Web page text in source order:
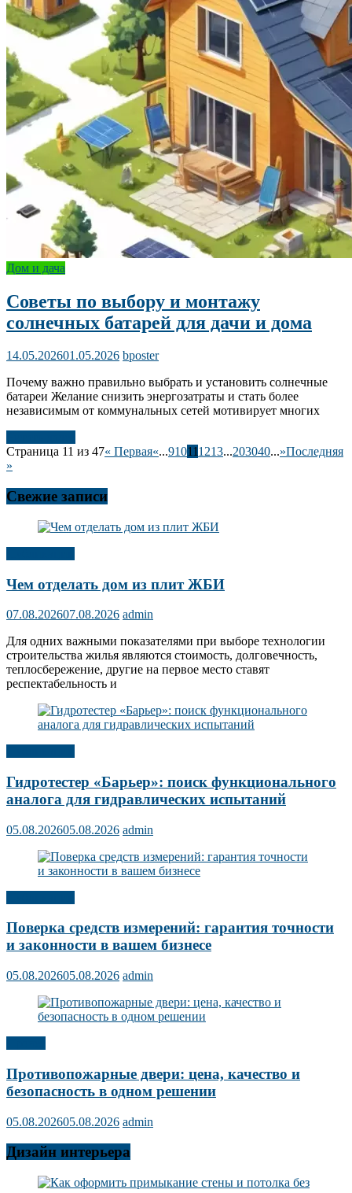
Дом и дача
Советы по выбору и монтажу
солнечных батарей для дачи и дома
14.05.202601.05.2026 bposter
Почему важно правильно выбрать и установить солнечные
батареи Желание снизить энергозатраты и стать более
независимым от коммунальных сетей мотивирует многих
Страница 11 из 47« Первая«...910111213...203040...»Последняя
»
Свежие записи
Чем отделать дом из плит ЖБИ
07.08.202607.08.2026 admin
Для одних важными показателями при выборе технологии
строительства жилья являются стоимость, долговечность,
теплосбережение, другие на первое место ставят
респектабельность и
Гидротестер «Барьер»: поиск функционального
аналога для гидравлических испытаний
05.08.202605.08.2026 admin
Поверка средств измерений: гарантия точности
и законности в вашем бизнесе
05.08.202605.08.2026 admin
Противопожарные двери: цена, качество и
безопасность в одном решении
05.08.202605.08.2026 admin
Дизайн интерьера